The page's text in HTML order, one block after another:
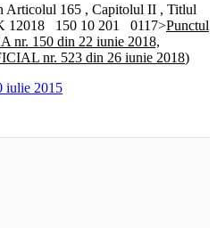
Articolul 165 , Capitolul II , Titlul
12018 150 10 201 0117>Punctul
nr. 150 din 22 iunie 2018,
nr. 523 din 26 iunie 2018)
iulie 2015